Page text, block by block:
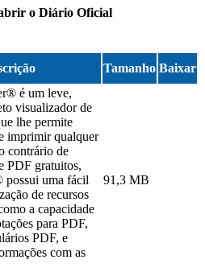
o Diário Oficial
Tamanho Baixar
é um leve,
visualizador de
lhe permite
imprimir qualquer
contrário de
PDF gratuitos,
uma fácil
de recursos
a capacidade
para PDF,
PDF, e
com as
91,3 MB